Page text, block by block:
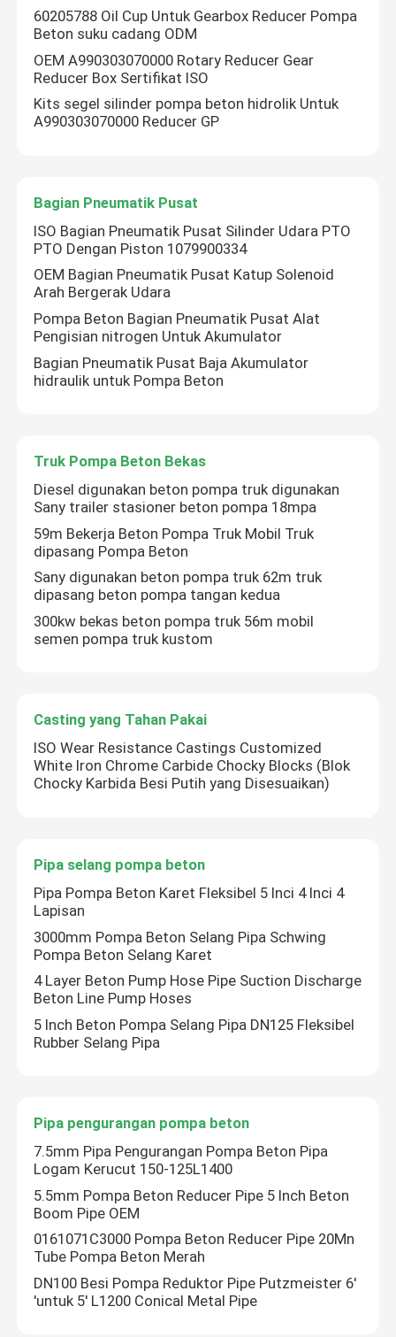
Rumah
Produk
Tur Pabrik
Kontrol kualitas
Hubungi kami
Berita
Pipa Pengiriman Pompa Beton
Motor Pompa Hidraulik Beton
Katup Kontrol Hidraulik
Kasus Transfer Pompa Beton
Bagian Pneumatik Pusat
Casting yang Tahan Pakai
Pipa selang pompa beton
60205788 Oil Cup Untuk Gearbox Reducer Pompa
Beton suku cadang ODM
OEM A990303070000 Rotary Reducer Gear
Reducer Box Sertifikat ISO
Kits segel silinder pompa beton hidrolik Untuk
A990303070000 Reducer GP
Bagian Pneumatik Pusat
ISO Bagian Pneumatik Pusat Silinder Udara PTO
PTO Dengan Piston 1079900334
OEM Bagian Pneumatik Pusat Katup Solenoid
Arah Bergerak Udara
Pompa Beton Bagian Pneumatik Pusat Alat
Pengisian nitrogen Untuk Akumulator
Bagian Pneumatik Pusat Baja Akumulator
hidraulik untuk Pompa Beton
Truk Pompa Beton Bekas
Diesel digunakan beton pompa truk digunakan
Sany trailer stasioner beton pompa 18mpa
59m Bekerja Beton Pompa Truk Mobil Truk
dipasang Pompa Beton
Sany digunakan beton pompa truk 62m truk
dipasang beton pompa tangan kedua
300kw bekas beton pompa truk 56m mobil
semen pompa truk kustom
Casting yang Tahan Pakai
ISO Wear Resistance Castings Customized
White Iron Chrome Carbide Chocky Blocks (Blok
Chocky Karbida Besi Putih yang Disesuaikan)
Pipa selang pompa beton
Pipa Pompa Beton Karet Fleksibel 5 Inci 4 Inci 4
Lapisan
3000mm Pompa Beton Selang Pipa Schwing
Pompa Beton Selang Karet
4 Layer Beton Pump Hose Pipe Suction Discharge
Beton Line Pump Hoses
5 Inch Beton Pompa Selang Pipa DN125 Fleksibel
Rubber Selang Pipa
Pipa pengurangan pompa beton
7.5mm Pipa Pengurangan Pompa Beton Pipa
Logam Kerucut 150-125L1400
5.5mm Pompa Beton Reducer Pipe 5 Inch Beton
Boom Pipe OEM
0161071C3000 Pompa Beton Reducer Pipe 20Mn
Tube Pompa Beton Merah
DN100 Besi Pompa Reduktor Pipe Putzmeister 6'
'untuk 5' L1200 Conical Metal Pipe